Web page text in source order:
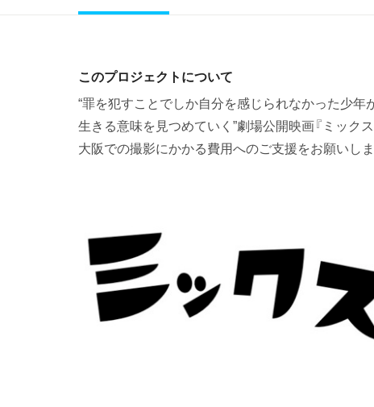
このプロジェクトについて
“罪を犯すことでしか自分を感じられなかった少年
生きる意味を見つめていく”劇場公開映画『ミックス
大阪での撮影にかかる費用へのご支援をお願いしま